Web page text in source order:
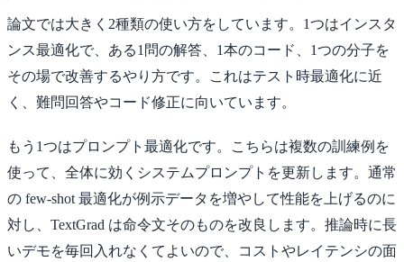
論文では大きく2種類の使い方をしています。1つはインスタ
ンス最適化で、ある1問の解答、1本のコード、1つの分子を
その場で改善するやり方です。これはテスト時最適化に近
く、難問回答やコード修正に向いています。
もう1つはプロンプト最適化です。こちらは複数の訓練例を
使って、全体に効くシステムプロンプトを更新します。通常
の few-shot 最適化が例示データを増やして性能を上げるのに
対し、TextGrad は命令文そのものを改良します。推論時に長
いデモを毎回入れなくてよいので、コストやレイテンシの面